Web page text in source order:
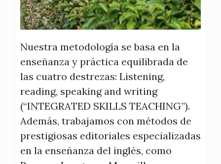
Nuestra metodología se basa en la
enseñanza y práctica equilibrada de
las cuatro destrezas: Listening,
reading, speaking and writing
(“INTEGRATED SKILLS TEACHING”).
Además, trabajamos con métodos de
prestigiosas editoriales especializadas
en la enseñanza del inglés, como